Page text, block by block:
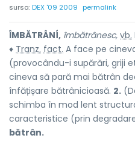
sursa:DEX '09 2009 permalink
ÎMBĂTRÂNÍ, îmbătrânesc, vb.
♦ Tranz. fact. A face pe
(provocându-i supărări, griji
cineva să pară mai bătrân
înfățișare bătrânicioasă. 2.
schimba în mod lent
caracteristice (prin
bătrân.